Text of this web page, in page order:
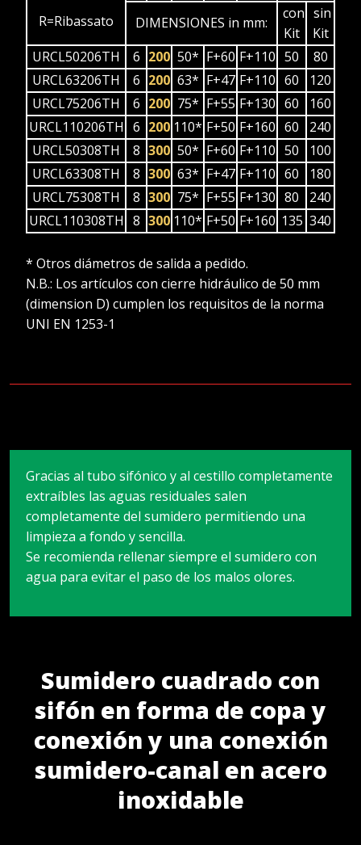
R=Ribassato
DIMENSIONES in mm:
con
Kit
sin
Kit
URCL50206TH
6 200 50* F+60 F+110 50
80
URCL63206TH
6 200 63* F+47 F+110 60
120
URCL75206TH
6 200 75* F+55 F+130 60
160
URCL110206TH 6 200 110* F+50 F+160 60
240
URCL50308TH
8 300 50* F+60 F+110 50
100
URCL63308TH
8 300 63* F+47 F+110 60
180
URCL75308TH
8 300 75* F+55 F+130 80
240
URCL110308TH 8 300 110* F+50 F+160 135 340
* Otros diámetros de salida a pedido.
N.B.: Los artículos con cierre hidráulico de 50 mm
(dimension D) cumplen los requisitos de la norma
UNI EN 1253-1
Gracias al tubo sifónico y al cestillo completamente
extraíbles las aguas residuales salen
completamente del sumidero permitiendo una
limpieza a fondo y sencilla.
Se recomienda rellenar siempre el sumidero con
agua para evitar el paso de los malos olores.
Sumidero cuadrado con
sifón en forma de copa y
conexión y una conexión
sumidero-canal en acero
inoxidable